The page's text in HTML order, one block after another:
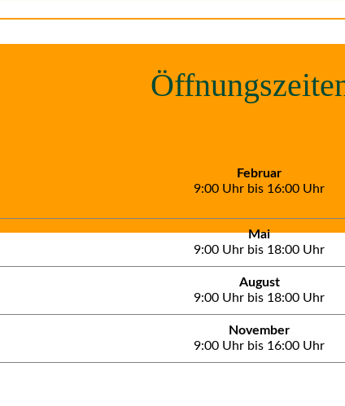
Februar
9:00 Uhr bis 16:00 Uhr
Mai
9:00 Uhr bis 18:00 Uhr
August
9:00 Uhr bis 18:00 Uhr
November
9:00 Uhr bis 16:00 Uhr